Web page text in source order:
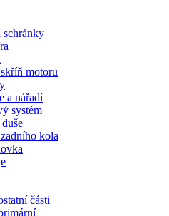
schránky
motoru
a nářadí
systém
kola
části